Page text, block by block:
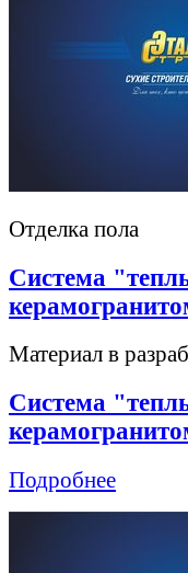
Отделка пола
Система
Материал в
Система
Подробнее